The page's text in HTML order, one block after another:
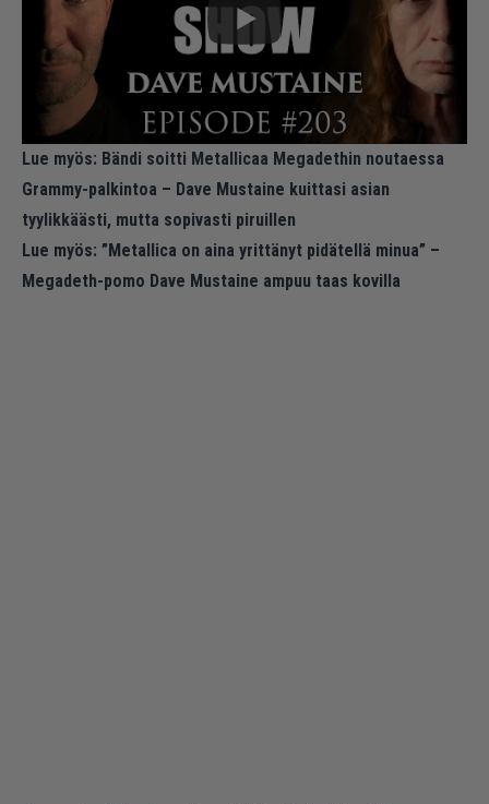
Lue myös: Bändi soitti Metallicaa Megadethin noutaessa
Grammy-palkintoa – Dave Mustaine kuittasi asian
tyylikkäästi, mutta sopivasti piruillen
Lue myös: ”Metallica on aina yrittänyt pidätellä minua” –
Megadeth-pomo Dave Mustaine ampuu taas kovilla